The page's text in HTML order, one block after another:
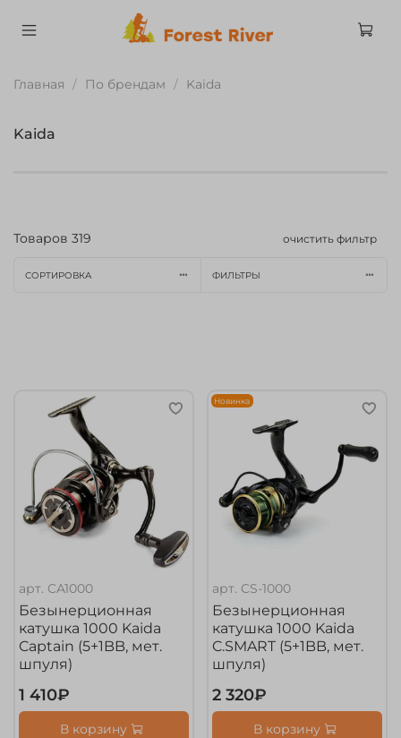
Главная По брендам Kaida
Kaida
Товаров 319 очистить фильтр
СОРТИРОВКА ФИЛЬТРЫ
арт. CA1000
Безынерционная
катушка 1000 Kaida
Captain (5+1BB, мет.
шпуля)
1 410₽
В корзину
Новинка
арт. CS-1000
Безынерционная
катушка 1000 Kaida
C.SMART (5+1BB, мет.
шпуля)
2 320₽
В корзину